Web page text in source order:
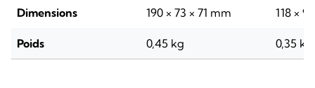
Dimensions 190 × 73 × 71 mm 118 ×
Poids 0,45 kg 0,35 kg